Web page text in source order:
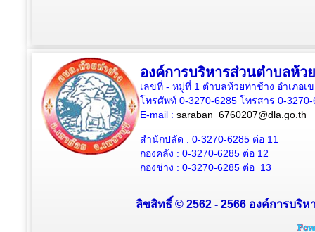
องค์การบริหารส่วนตำบลห้ว
เลขที่ - หมู่ที่ 1 ตำบลห้วยท่าช้าง อำเภอเ
โทรศัพท์ 0-3270-6285 โทรสาร 0-
E-mail : saraban_6760207@dla.go.th
สำนักปลัด : 0-3270-6285 ต่อ 11
กองคลัง : 0-3270-6285 ต่อ 12
กองช่าง : 0-3270-6285 ต่อ 13
ลิขสิทธิ์ © 2562 - 2566 องค์การบริ